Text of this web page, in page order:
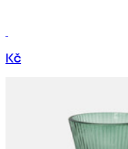
Kč